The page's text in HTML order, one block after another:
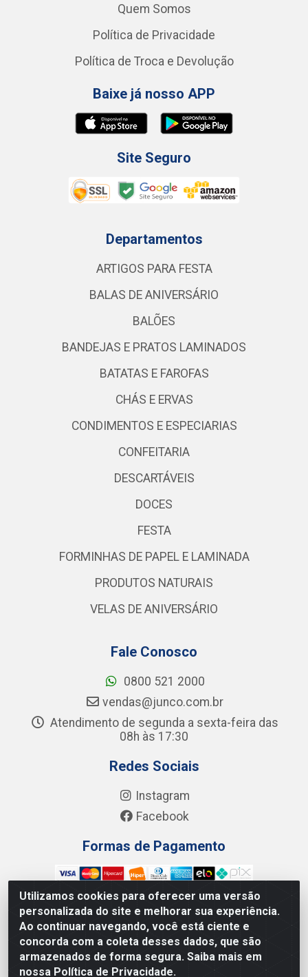
Utilizamos cookies para oferecer uma versão
personalizada do site e melhorar sua experiência.
Ao continuar navegando, você está ciente e
concorda com a coleta desses dados, que são
armazenados de forma segura. Saiba mais em
nossa Política de Privacidade.
Quem Somos
Política de Privacidade
Política de Troca e Devolução
Baixe já nosso APP
Site Seguro
Departamentos
ARTIGOS PARA FESTA
BALAS DE ANIVERSÁRIO
BALÕES
BANDEJAS E PRATOS LAMINADOS
BATATAS E FAROFAS
CHÁS E ERVAS
CONDIMENTOS E ESPECIARIAS
CONFEITARIA
DESCARTÁVEIS
DOCES
FESTA
FORMINHAS DE PAPEL E LAMINADA
PRODUTOS NATURAIS
VELAS DE ANIVERSÁRIO
Fale Conosco
0800 521 2000
vendas@junco.com.br
Atendimento de segunda a sexta-feira das
08h às 17:30
Redes Sociais
Instagram
Facebook
Formas de Pagamento
Junco Industria e Comercio Ltda - R. Lineu Anterino
Mariano, 505 - Distrito Industrial, Uberlândia - MG CEP
38.402-346 - CNPJ: 66.312.653/0001-14